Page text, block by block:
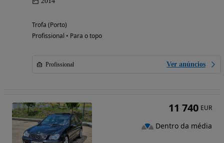
Trofa (Porto)
Profissional • Para o topo
Profissional Ver anúncios
11 740 EUR
Dentro da média